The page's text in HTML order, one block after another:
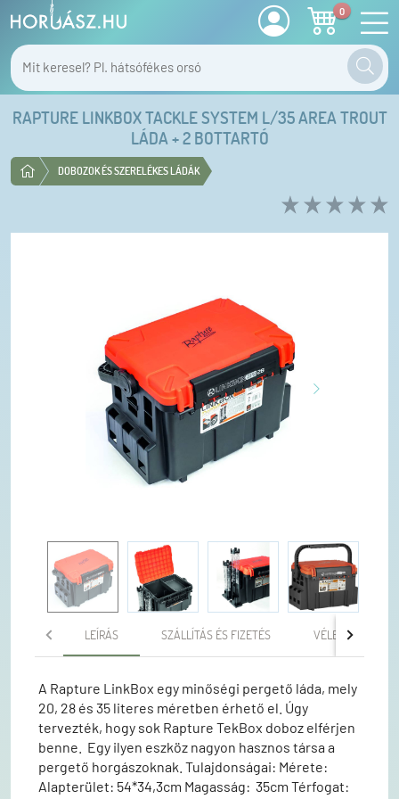
0
RAPTURE LINKBOX TACKLE SYSTEM L/35 AREA TROUT
LÁDA + 2 BOTTARTÓ
DOBOZOK ÉS SZERELÉKES LÁDÁK
LEÍRÁS SZÁLLÍTÁS ÉS FIZETÉS VÉLEMÉNYEK
A Rapture LinkBox egy minőségi pergető láda, mely
20, 28 és 35 literes méretben érhető el. Úgy
tervezték, hogy sok Rapture TekBox doboz elférjen
benne. Egy ilyen eszköz nagyon hasznos társa a
pergető horgászoknak. Tulajdonságai: Mérete:
Alapterület: 54*34,3cm Magasság: 35cm Térfogat: